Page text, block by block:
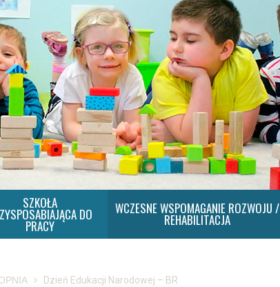
SZKOŁA
DO
PRACY
WCZESNE WSPOMAGANIE ROZWOJU /
REHABILITACJA
Dzień Edukacji Narodowej – BR